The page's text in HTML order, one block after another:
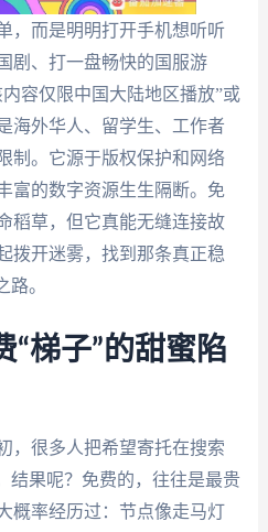
，而是明明打开手机想听听
剧、打一盘畅快的国服游
容仅限中国大陆地区播放”或
海外华人、留学生、工作者
。它源于版权保护和网络
富的数字资源生生隔断。免
稻草，但它真能无缝连接故
拨开迷雾，找到那条真正稳
。
“梯子”的甜蜜陷
，很多人把希望寄托在搜索
结果呢？免费的，往往是最贵
概率经历过：节点像走马灯